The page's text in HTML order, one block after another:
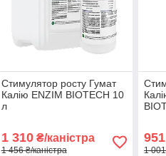
Стимулятор росту Гумат
Калію ENZIM BIOTECH 10
л
1 310₴/каністра
1 456 ₴/каністра
951
1